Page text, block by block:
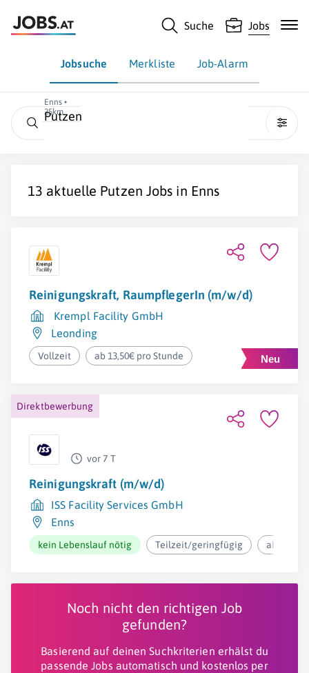
Suche Jobs
Jobsuche Merkliste Job-Alarm
Enns •
25km
Putzen
13 aktuelle Putzen Jobs in Enns
Reinigungskraft, RaumpflegerIn (m/w/d)
Krempl Facility GmbH
Leonding
Vollzeit ab 13,50€ pro Stunde
Direktbewerbung
vor 7 T
Reinigungskraft (m/w/d)
ISS Facility Services GmbH
Enns
kein Lebenslauf nötig Teilzeit/geringfügig ab
Noch nicht den richtigen Job
gefunden?
Basierend auf deinen Suchkriterien erhälst du
passende Jobs automatisch und kostenlos per